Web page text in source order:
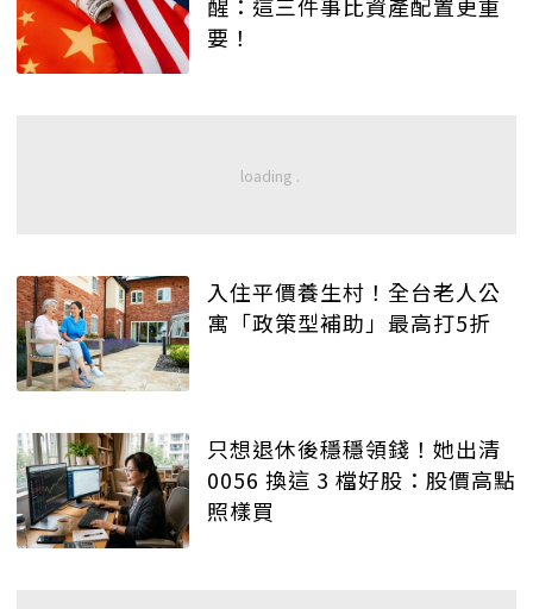
要！
入住平價養生村！全台老人公
寓「政策型補助」最高打5折
只想退休後穩穩領錢！她出清
0056 換這 3 檔好股：股價高點
照樣買